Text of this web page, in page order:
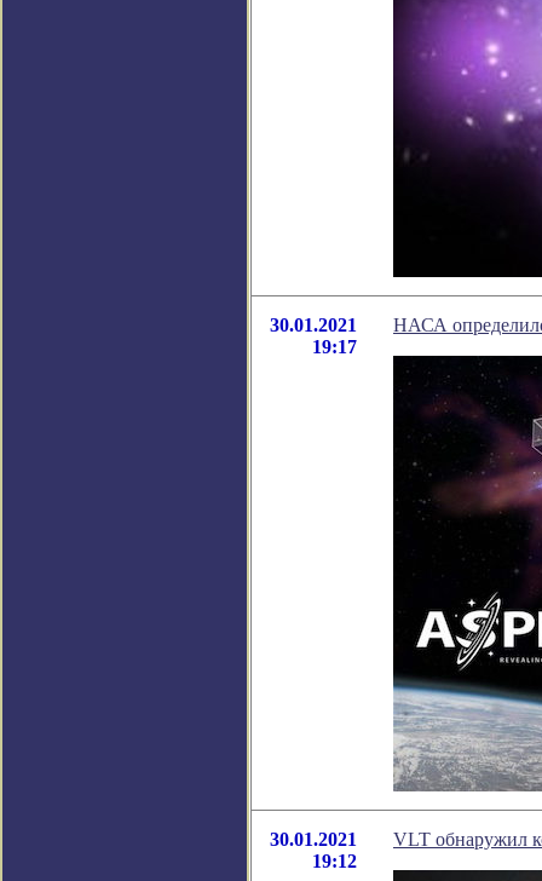
30.01.2021
19:17
НАСА
30.01.2021
19:12
VLT обнаружил